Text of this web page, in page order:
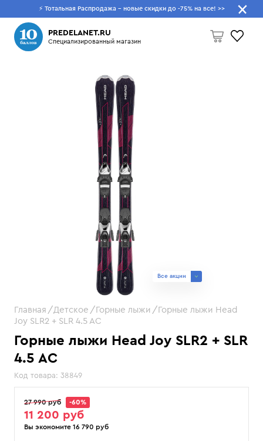
⚡ Тотальная Распродажа - новые скидки до -75% на все! >>
PREDELANET.RU
Специализированный магазин
Что будем искать?
Горные лыжи Head Joy SLR2 + SLR
4.5 AC
Код товара: 38849
Все акции
Главная Детское Горные лыжи
Горные лыжи Head
Joy SLR2 + SLR 4.5 AC
27 990 руб -60%
11 200 руб
Вы экономите 16 790 руб